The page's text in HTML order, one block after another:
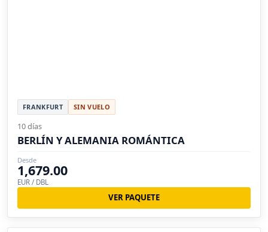
FRANKFURT SIN VUELO
10 días
BERLÍN Y ALEMANIA ROMÁNTICA
Desde
1,679.00
EUR / DBL
VER PAQUETE